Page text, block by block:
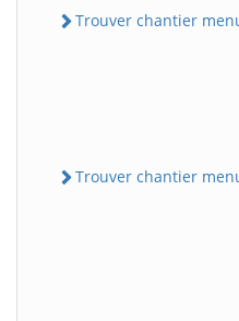
Trouver chantier
Trouver chantier